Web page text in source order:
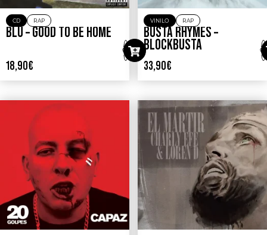
CD RAP
BLU – GOOD TO BE HOME
18,90€
VINILO RAP
BUSTA RHYMES –
BLOCKBUSTA
33,90€